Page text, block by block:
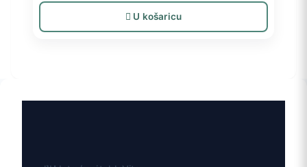
U košaricu